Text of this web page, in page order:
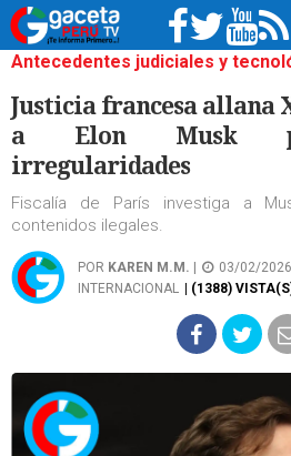
Antecedentes judiciales y
Justicia francesa allana
a Elon Musk
irregularidades
Fiscalía de París investiga a
contenidos ilegales.
POR KAREN M.M.
03/02/2026
INTERNACIONAL
| (1388)